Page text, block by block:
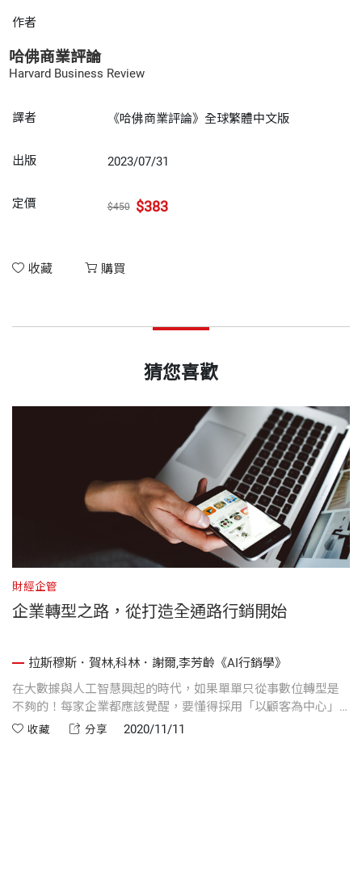
作者
哈佛商業評論
Harvard Business Review
譯者 《哈佛商業評論》全球繁體中文版
出版 2023/07/31
定價 $450 $383
收藏 購買
猜您喜歡
財經企管
企業轉型之路，從打造全通路行銷開始
拉斯穆斯．賀林,科林．謝爾,李芳齡《AI行銷學》
在大數據與人工智慧興起的時代，如果單單只從事數位轉型是
不夠的！每家企業都應該覺醒，要懂得採用「以顧客為中心」
的全通路轉型！
收藏 分享 2020/11/11